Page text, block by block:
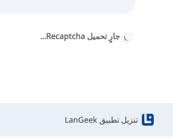
جارٍ تحميل Recaptcha...
تنزيل تطبيق LanGeek